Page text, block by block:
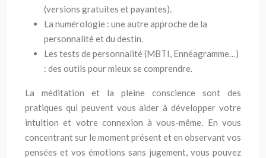
(versions gratuites et payantes).
La numérologie : une autre approche de la
personnalité et du destin.
Les tests de personnalité (MBTI, Ennéagramme…)
: des outils pour mieux se comprendre.
La méditation et la pleine conscience sont des
pratiques qui peuvent vous aider à développer votre
intuition et votre connexion à vous-même. En vous
concentrant sur le moment présent et en observant vos
pensées et vos émotions sans jugement, vous pouvez